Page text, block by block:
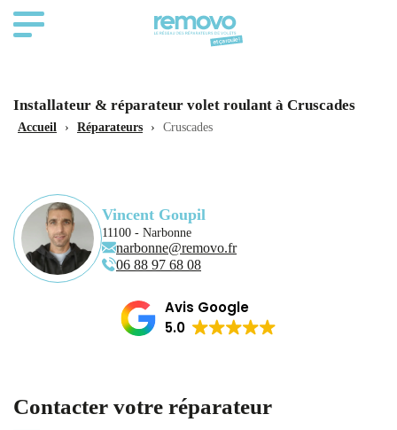
Installateur & réparateur volet roulant à Cruscades
Accueil › Réparateurs › Cruscades
Vincent Goupil
11100 - Narbonne
narbonne@removo.fr
06 88 97 68 08
Avis Google
5.0
Contacter votre réparateur